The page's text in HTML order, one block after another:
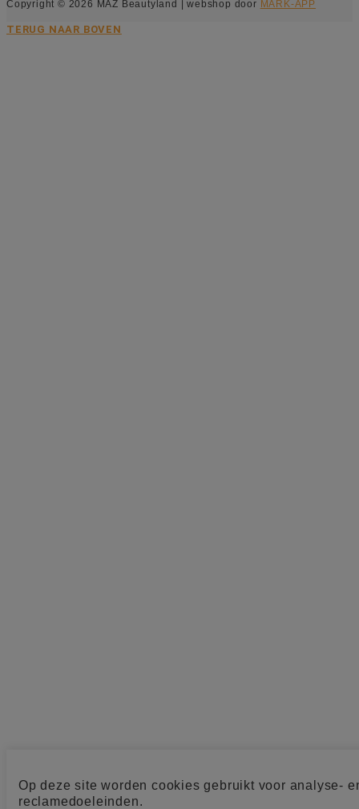
Op deze site worden cookies gebruikt voor analyse-
reclamedoeleinden.
Copyright © 2026 MAZ Beautyland | webshop door MARK-APP
TERUG NAAR BOVEN